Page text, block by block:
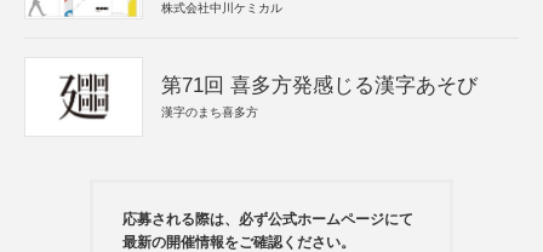
株式会社中川ケミカル
第71回 喜多方発感じる漢字あそび
漢字のまち喜多方
応募される際は、必ず公式ホームページにて
最新の開催情報をご確認ください。